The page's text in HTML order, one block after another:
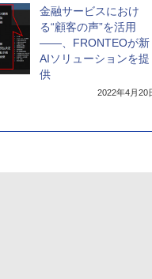
金融サービスにおけ
る“顧客の声”を活用
――、FRONTEOが新
AIソリューションを提
供
2022年4月20